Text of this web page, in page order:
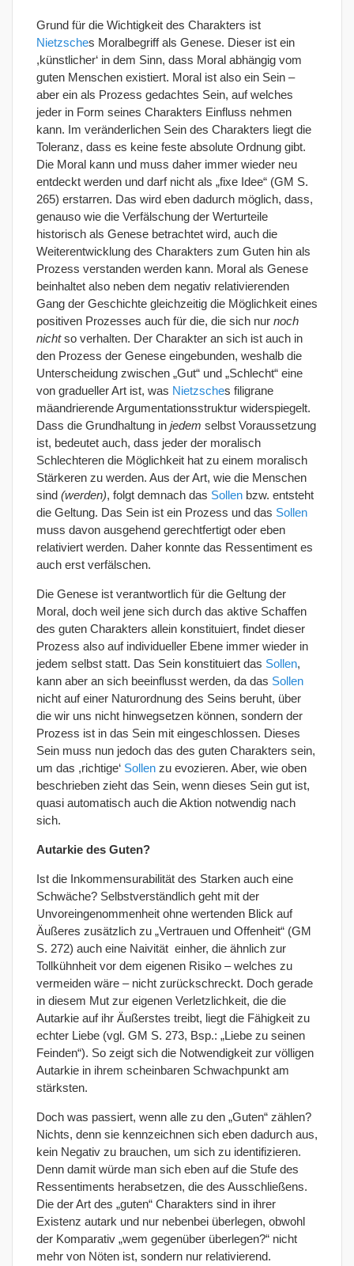
Grund für die Wichtigkeit des Charakters ist
Nietzsches Moralbegriff als Genese. Dieser ist ein
,künstlicher‘ in dem Sinn, dass Moral abhängig vom
guten Menschen existiert. Moral ist also ein Sein –
aber ein als Prozess gedachtes Sein, auf welches
jeder in Form seines Charakters Einfluss nehmen
kann. Im veränderlichen Sein des Charakters liegt die
Toleranz, dass es keine feste absolute Ordnung gibt.
Die Moral kann und muss daher immer wieder neu
entdeckt werden und darf nicht als „fixe Idee“ (GM S.
265) erstarren. Das wird eben dadurch möglich, dass,
genauso wie die Verfälschung der Werturteile
historisch als Genese betrachtet wird, auch die
Weiterentwicklung des Charakters zum Guten hin als
Prozess verstanden werden kann. Moral als Genese
beinhaltet also neben dem negativ relativierenden
Gang der Geschichte gleichzeitig die Möglichkeit eines
positiven Prozesses auch für die, die sich nur noch
nichtso verhalten. Der Charakter an sich ist auch in
den Prozess der Genese eingebunden, weshalb die
Unterscheidung zwischen „Gut“ und „Schlecht“ eine
von gradueller Art ist, was Nietzsches filigrane
mäandrierende Argumentationsstruktur widerspiegelt.
Dass die Grundhaltung in jedem selbst Voraussetzung
ist, bedeutet auch, dass jeder der moralisch
Schlechteren die Möglichkeit hat zu einem moralisch
Stärkeren zu werden. Aus der Art, wie die Menschen
sind (werden), folgt demnach das Sollen bzw. entsteht
die Geltung. Das Sein ist ein Prozess und das Sollen
muss davon ausgehend gerechtfertigt oder eben
relativiert werden. Daher konnte das Ressentiment es
auch erst verfälschen.
Die Genese ist verantwortlich für die Geltung der
Moral, doch weil jene sich durch das aktive Schaffen
des guten Charakters allein konstituiert, findet dieser
Prozess also auf individueller Ebene immer wieder in
jedem selbst statt. Das Sein konstituiert das Sollen,
kann aber an sich beeinflusst werden, da das Sollen
nicht auf einer Naturordnung des Seins beruht, über
die wir uns nicht hinwegsetzen können, sondern der
Prozess ist in das Sein mit eingeschlossen. Dieses
Sein muss nun jedoch das des guten Charakters sein,
um das ,richtige‘ Sollen zu evozieren. Aber, wie oben
beschrieben zieht das Sein, wenn dieses Sein gut ist,
quasi automatisch auch die Aktion notwendig nach
sich.
Autarkie des Guten?
Ist die Inkommensurabilität des Starken auch eine
Schwäche? Selbstverständlich geht mit der
Unvoreingenommenheit ohne wertenden Blick auf
Äußeres zusätzlich zu „Vertrauen und Offenheit“ (GM
S. 272) auch eine Naivität einher, die ähnlich zur
Tollkühnheit vor dem eigenen Risiko – welches zu
vermeiden wäre – nicht zurückschreckt. Doch gerade
in diesem Mut zur eigenen Verletzlichkeit, die die
Autarkie auf ihr Äußerstes treibt, liegt die Fähigkeit zu
echter Liebe (vgl. GM S. 273, Bsp.: „Liebe zu seinen
Feinden“). So zeigt sich die Notwendigkeit zur völligen
Autarkie in ihrem scheinbaren Schwachpunkt am
stärksten.
Doch was passiert, wenn alle zu den „Guten“ zählen?
Nichts, denn sie kennzeichnen sich eben dadurch aus,
kein Negativ zu brauchen, um sich zu identifizieren.
Denn damit würde man sich eben auf die Stufe des
Ressentiments herabsetzen, die des Ausschließens.
Die der Art des „guten“ Charakters sind in ihrer
Existenz autark und nur nebenbei überlegen, obwohl
der Komparativ „wem gegenüber überlegen?“ nicht
mehr von Nöten ist, sondern nur relativierend.